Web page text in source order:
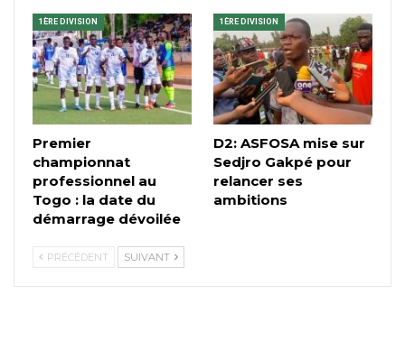
1ÈRE DIVISION
Premier
championnat
professionnel au
Togo : la date du
démarrage dévoilée
1ÈRE DIVISION
D2: ASFOSA mise sur
Sedjro Gakpé pour
relancer ses
ambitions
PRÉCÉDENT SUIVANT